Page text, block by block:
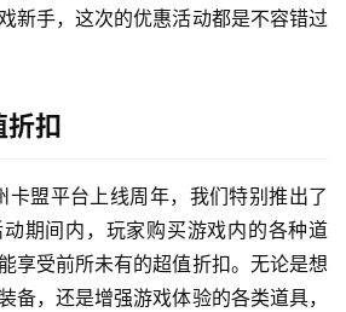
新手，这次的优惠活动都是不容错过
扣
卡盟平台上线周年，我们特别推出了
期间内，玩家购买游戏内的各种道
享受前所未有的超值折扣。无论是想
备，还是增强游戏体验的各类道具，